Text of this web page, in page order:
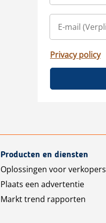
Privacy policy
Producten en diensten
Oplossingen voor verkopers
Plaats een advertentie
Markt trend rapporten